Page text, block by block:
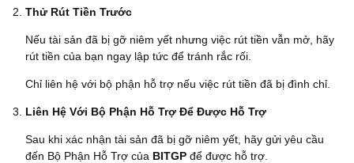
Thử Rút Tiền Trước
Nếu tài sản đã bị gỡ niêm yết nhưng việc rút tiền vẫn mở, hãy
rút tiền của bạn ngay lập tức để tránh rắc rối.
Chỉ liên hệ với bộ phận hỗ trợ nếu việc rút tiền đã bị đình chỉ.
Liên Hệ Với Bộ Phận Hỗ Trợ Để Được Hỗ Trợ
Sau khi xác nhận tài sản đã bị gỡ niêm yết, hãy gửi yêu cầu
đến Bộ Phận Hỗ Trợ của BITGP để được hỗ trợ.